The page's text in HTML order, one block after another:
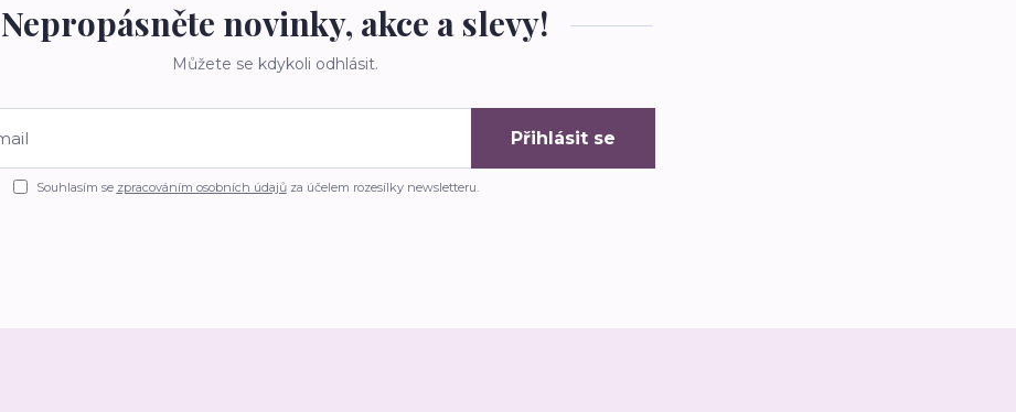
Nepropásněte novinky, akce a slevy!
Můžete se kdykoli odhlásit.
Přihlásit se
Souhlasím se zpracováním osobních údajůza účelem rozesílky newsletteru.